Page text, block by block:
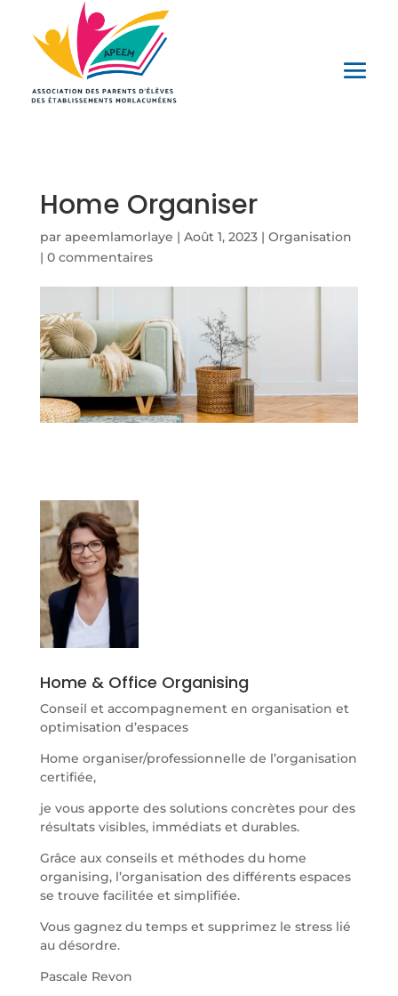
Home Organiser
par apeemlamorlaye | Août 1, 2023| Organisation
| 0 commentaires
Home & Office Organising
Conseil et accompagnement en organisation et
optimisation d’espaces
Home organiser/professionnelle de l’organisation
certifiée,
je vous apporte des solutions concrètes pour des
résultats visibles, immédiats et durables.
Grâce aux conseils et méthodes du home
organising, l’organisation des différents espaces
se trouve facilitée et simplifiée.
Vous gagnez du temps et supprimez le stress lié
au désordre.
Pascale Revon